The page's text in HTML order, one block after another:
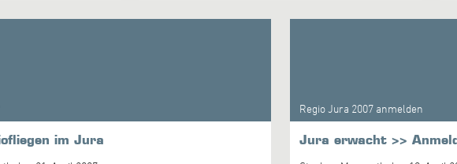
Pierrre Oudot und Markus Wicki. Die meisten andern
im Jura
Regio Jura 2007 anmelden
Jura erwacht >>